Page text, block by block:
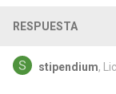
RESPUESTA
stipendium,